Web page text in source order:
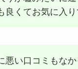
良くてお気に入り
悪い口コミもなか